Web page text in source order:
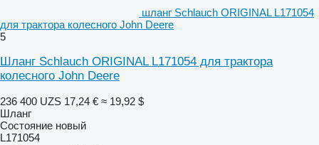
шланг Schlauch ORIGINAL L171054
для трактора колесного John Deere
5
Шланг Schlauch ORIGINAL L171054 для трактора
колесного John Deere
236 400 UZS 17,24 € ≈ 19,92 $
Шланг
Состояние новый
L171054